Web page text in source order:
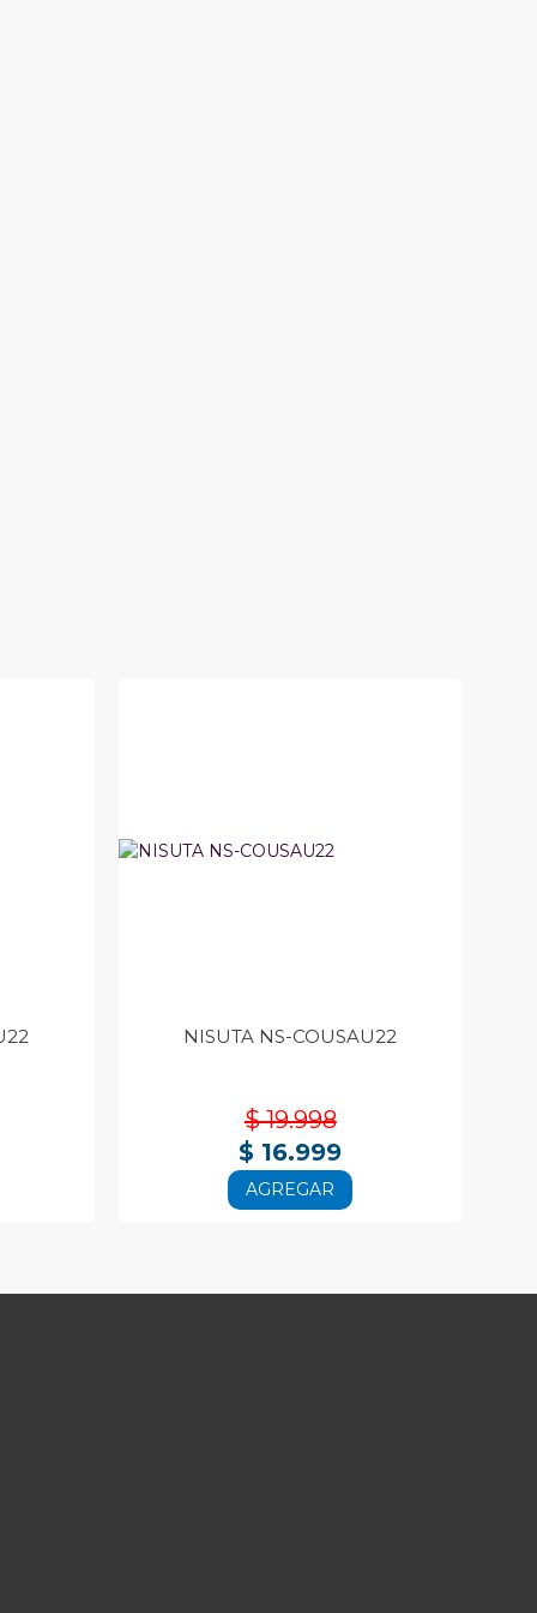
NISUTA NS-COUSAU22
$ 19.998
$ 16.999
AGREGAR